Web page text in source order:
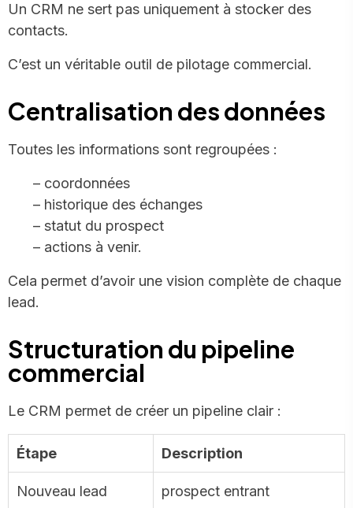
Un CRM ne sert pas uniquement à stocker des
contacts.
C’est un véritable outil de pilotage commercial.
Centralisation des données
Toutes les informations sont regroupées :
– coordonnées
– historique des échanges
– statut du prospect
– actions à venir.
Cela permet d’avoir une vision complète de chaque
lead.
Structuration du pipeline
commercial
Le CRM permet de créer un pipeline clair :
Étape Description
Nouveau lead prospect entrant